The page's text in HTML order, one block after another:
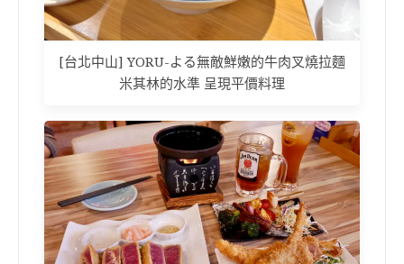
[台北中山] YORU-よる無敵鮮嫩的牛肉叉燒拉麵
米其林的水準 呈現平價料理